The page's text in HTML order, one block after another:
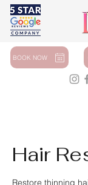
BOOK NOW
Hair
Restore thinning